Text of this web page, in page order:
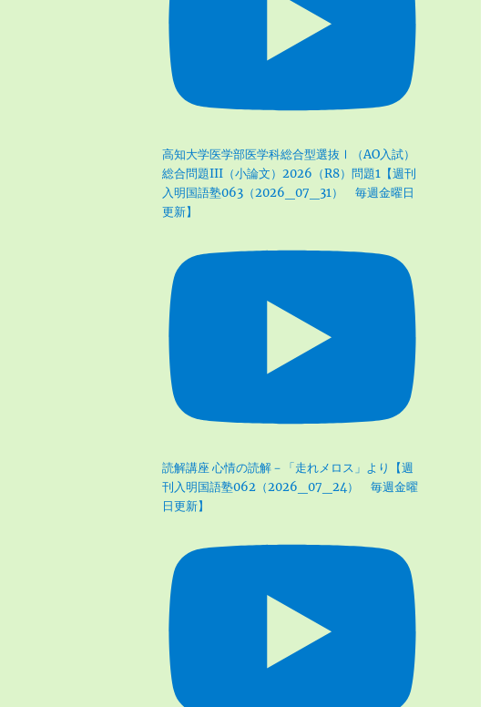
高知大学医学部医学科総合型選抜Ⅰ（AO入試）
総合問題III（小論文）2026（R8）問題1【週刊
入明国語塾063（2026_07_31） 毎週金曜日
更新】
読解講座 心情の読解－「走れメロス」より【週
刊入明国語塾062（2026_07_24） 毎週金曜
日更新】